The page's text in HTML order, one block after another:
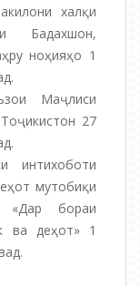
халқи
Бадахшон,
ноҳияҳо 1
Маҷлиси
27
интихоботи
мутобиқи
«Дар бораи
ва деҳот» 1